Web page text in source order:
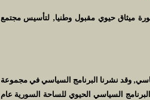
ميثاق حيوي مقبول وطنيا‚ لتأسيس مجتمع
النظري الفكري والسياسي‚ وقد نشرنا البرنامج السياسي في مجموعة
السياسي الحيوي للساحة السورية عام